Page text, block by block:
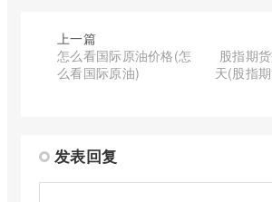
上一篇
怎么看国际原油价格(怎
么看国际原油)
股指期
天(股指
发表回复